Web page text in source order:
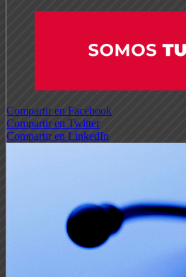
Compartir en Facebook
Compartir en Twitter
Compartir en LinkedIn